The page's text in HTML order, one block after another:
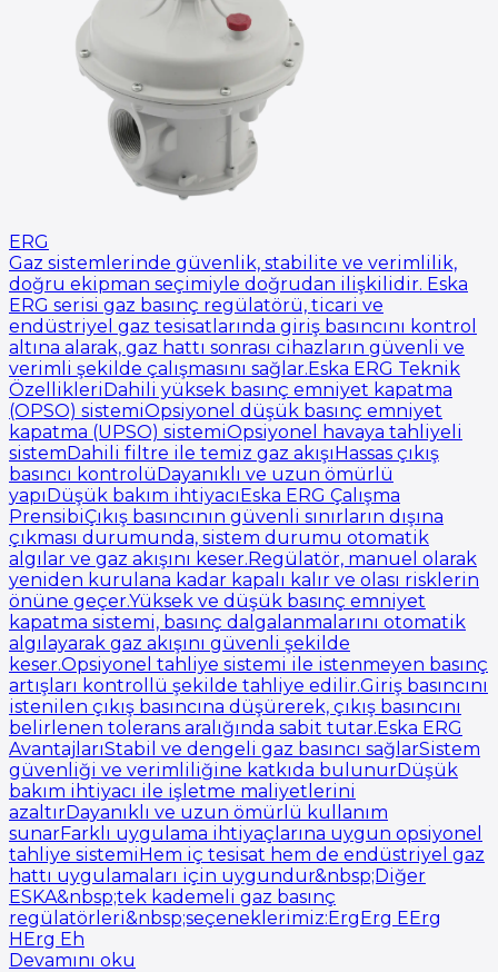
ERG
Gaz sistemlerinde güvenlik, stabilite ve verimlilik,
doğru ekipman seçimiyle doğrudan ilişkilidir. Eska
ERG serisi gaz basınç regülatörü, ticari ve
endüstriyel gaz tesisatlarında giriş basıncını kontrol
altına alarak, gaz hattı sonrası cihazların güvenli ve
verimli şekilde çalışmasını sağlar.Eska ERG Teknik
ÖzellikleriDahili yüksek basınç emniyet kapatma
(OPSO) sistemiOpsiyonel düşük basınç emniyet
kapatma (UPSO) sistemiOpsiyonel havaya tahliyeli
sistemDahili filtre ile temiz gaz akışıHassas çıkış
basıncı kontrolüDayanıklı ve uzun ömürlü
yapıDüşük bakım ihtiyacıEska ERG Çalışma
PrensibiÇıkış basıncının güvenli sınırların dışına
çıkması durumunda, sistem durumu otomatik
algılar ve gaz akışını keser.Regülatör, manuel olarak
yeniden kurulana kadar kapalı kalır ve olası risklerin
önüne geçer.Yüksek ve düşük basınç emniyet
kapatma sistemi, basınç dalgalanmalarını otomatik
algılayarak gaz akışını güvenli şekilde
keser.Opsiyonel tahliye sistemi ile istenmeyen basınç
artışları kontrollü şekilde tahliye edilir.Giriş basıncını
istenilen çıkış basıncına düşürerek, çıkış basıncını
belirlenen tolerans aralığında sabit tutar.Eska ERG
AvantajlarıStabil ve dengeli gaz basıncı sağlarSistem
güvenliği ve verimliliğine katkıda bulunurDüşük
bakım ihtiyacı ile işletme maliyetlerini
azaltırDayanıklı ve uzun ömürlü kullanım
sunarFarklı uygulama ihtiyaçlarına uygun opsiyonel
tahliye sistemiHem iç tesisat hem de endüstriyel gaz
hattı uygulamaları için uygundur&nbsp;Diğer
ESKA&nbsp;tek kademeli gaz basınç
regülatörleri&nbsp;seçeneklerimiz:ErgErg EErg
HErg Eh
Devamını oku